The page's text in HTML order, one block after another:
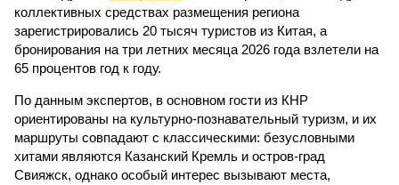
коллективных средствах размещения региона
зарегистрировались 20 тысяч туристов из Китая, а
бронирования на три летних месяца 2026 года взлетели на
65 процентов год к году.
По данным экспертов, в основном гости из КНР
ориентированы на культурно-познавательный туризм, и их
маршруты совпадают с классическими: безусловными
хитами являются Казанский Кремль и остров-град
Свияжск, однако особый интерес вызывают места,